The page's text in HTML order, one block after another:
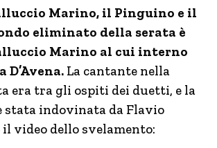
Marino, il Pinguino e il
eliminato della serata è
Marino al cui interno
D’Avena. La cantante nella
era tra gli ospiti dei duetti, e la
stata indovinata da Flavio
il video dello svelamento: